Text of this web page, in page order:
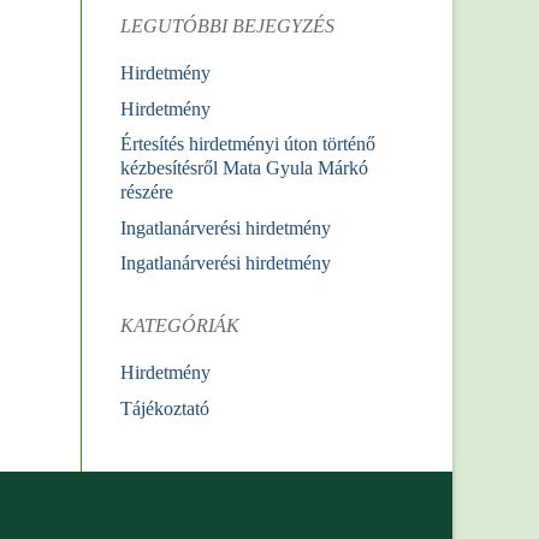
LEGUTÓBBI BEJEGYZÉS
Hirdetmény
Hirdetmény
Értesítés hirdetményi úton történő
kézbesítésről Mata Gyula Márkó
részére
Ingatlanárverési hirdetmény
Ingatlanárverési hirdetmény
KATEGÓRIÁK
Hirdetmény
Tájékoztató